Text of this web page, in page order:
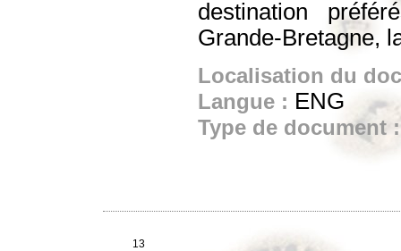
destination
Grande-Bretagne,
Localisation du
Langue : ENG
Type de document
13